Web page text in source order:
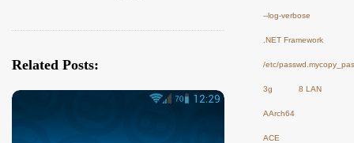
Related Posts:
--log-verbose
.NET Framework
/etc/
3g 8 LAN
AArch64
ACE